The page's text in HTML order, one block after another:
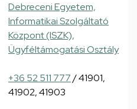
Debreceni Egyetem,
Informatikai Szolgáltató
Központ (ISZK),
Ügyféltámogatási Osztály
+36 52 511 777/ 41901,
41902, 41903